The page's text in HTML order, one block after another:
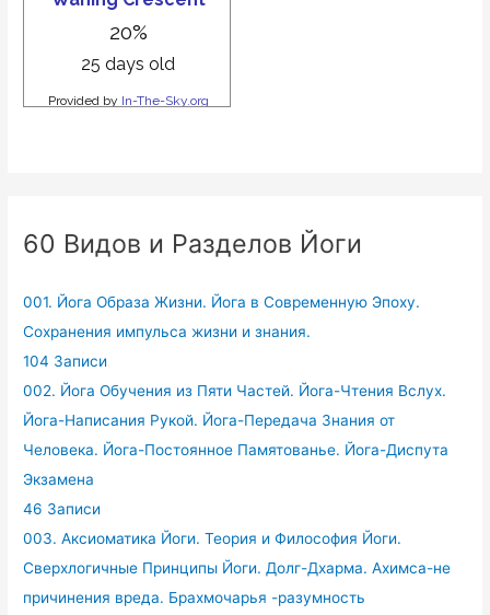
60 Видов и Разделов Йоги
001. Йога Образа Жизни. Йога в Современную Эпоху.
Сохранения импульса жизни и знания.
104 Записи
002. Йога Обучения из Пяти Частей. Йога-Чтения Вслух.
Йога-Написания Рукой. Йога-Передача Знания от
Человека. Йога-Постоянное Памятованье. Йога-Диспута
Экзамена
46 Записи
003. Аксиоматика Йоги. Теория и Философия Йоги.
Сверхлогичные Принципы Йоги. Долг-Дхарма. Ахимса-не
причинения вреда. Брахмочарья -разумность